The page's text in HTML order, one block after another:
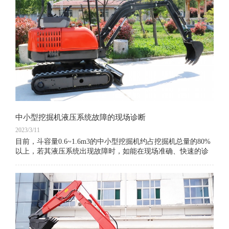
中小型挖掘机液压系统故障的现场诊断
2023/3/11
目前，斗容量0.6~1.6m3的中小型挖掘机约占挖掘机总量的80%
以上，若其液压系统出现故障时，如能在现场准确、快速的诊